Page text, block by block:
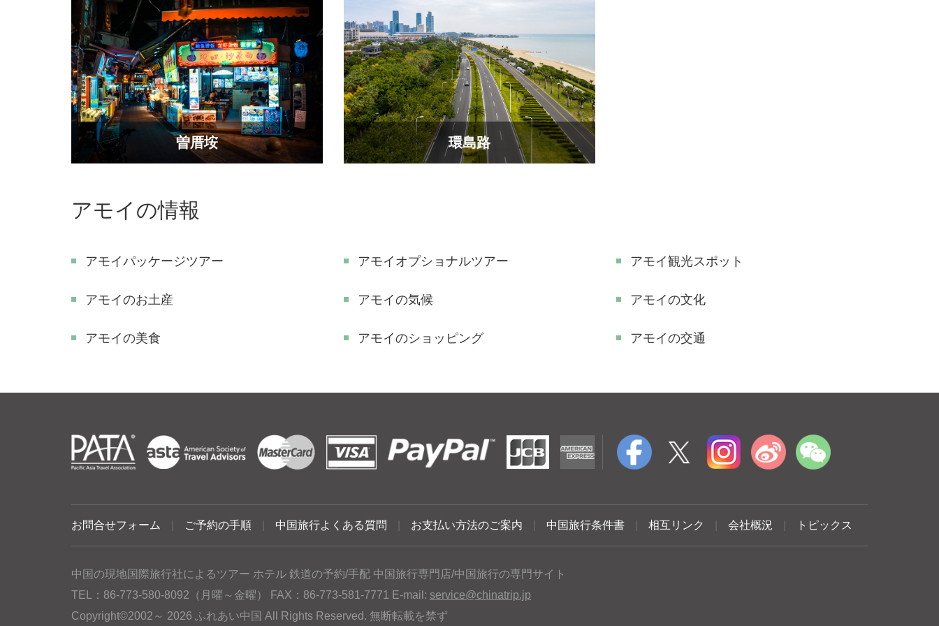
​曽厝垵 環島路
アモイの情報
アモイパッケージツアー アモイオプショナルツアー アモイ観光スポット
アモイのお土産 アモイの気候 アモイの文化
アモイの美食 アモイのショッピング アモイの交通
お問合せフォーム ご予約の手順 中国旅行よくある質問 お支払い方法のご案内 中国旅行条件書 相互リンク 会社概況 トピックス
中国の現地国際旅行社によるツアー ホテル 鉄道の予約/手配 中国旅行専門店/中国旅行の専門サイト
TEL：86-773-580-8092（月曜～金曜） FAX：86-773-581-7771 E-mail: service@chinatrip.jp
Copyright©2002～ 2026 ふれあい中国 All Rights Reserved. 無断転載を禁ず